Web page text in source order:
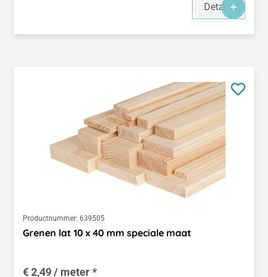
Details
Productnummer: 639505
Grenen lat 10 x 40 mm speciale maat
€ 2,49 / meter *